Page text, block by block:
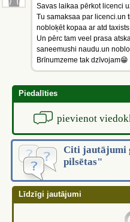
Savas laikaa pērkot licenci
Tu samaksaa par licenci.un
nobloķēt kopaa ar atd
Un pērc tam veel prasa
saneemushi naudu.un
Brīnumzeme tak dzīvojam😁
Piedalīties
pievienot
Citi jautājumi
pilsētas"
Līdzīgi jautājumi